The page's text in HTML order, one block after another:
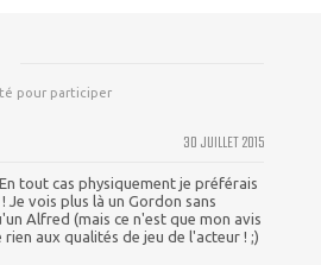
pour participer
30 JUILLET 2015
tout cas physiquement je préférais
Je vois plus là un Gordon sans
Alfred (mais ce n'est que mon avis
rien aux qualités de jeu de l'acteur ! ;)